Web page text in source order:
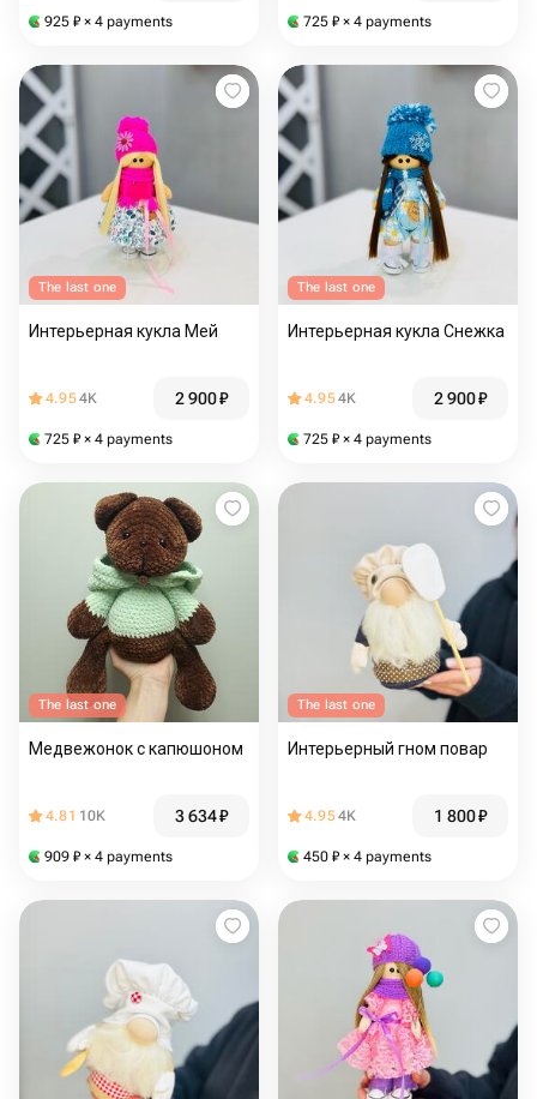
925 ₽ × 4 payments 725 ₽ × 4 payments
The last one
Интерьерная кукла Мей
4.954K 2 900₽
725 ₽ × 4 payments
The last one
Интерьерная кукла Снежка
4.954K 2 900₽
725 ₽ × 4 payments
The last one
Медвежонок с капюшоном
4.81 10K 3 634₽
909 ₽ × 4 payments
The last one
Интерьерный гном повар
4.954K 1 800₽
450 ₽ × 4 payments